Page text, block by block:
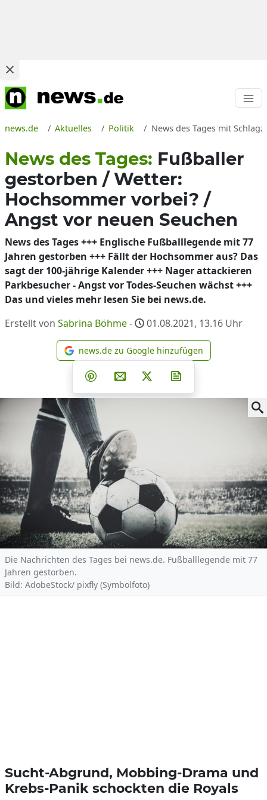
news.de Aktuelles Politik News des Tages mit
News des Tages: Fußballer
gestorben / Wetter:
Hochsommer vorbei? /
Angst vor neuen Seuchen
News des Tages +++ Englische Fußballlegende mit 77
Jahren gestorben +++ Fällt der Hochsommer aus? Das
sagt der 100-jährige Kalender +++ Nager attackieren
Parkbesucher - Angst vor Todes-Seuchen wächst +++
Das und vieles mehr lesen Sie bei news.de.
Erstellt von Sabrina Böhme- 01.08.2021, 13.16 Uhr
news.de zu Google
news.de zu Google hinzufügen
Teilen auf Facebook
Teilen auf Whatsapp
Teilen auf Telegram
Teilen auf Pinterest
Per E-Mail teilen
Post auf X
Die Nachrichten des Tages bei news.de. Fußballlegende mit 77
Jahren gestorben.
Bild: AdobeStock/ pixfly (Symbolfoto)
Sucht-Abgrund, Mobbing-Drama und
Krebs-Panik schockten die Royals